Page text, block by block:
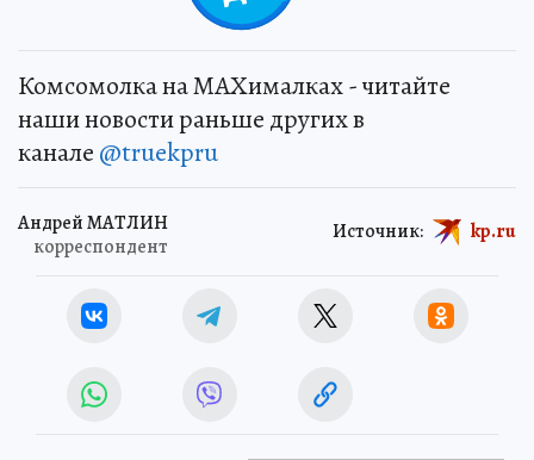
Комсомолка на MAXималках - читайте
наши новости раньше других в
канале @truekpru
Андрей МАТЛИН
корреспондент
Источник: kp.ru